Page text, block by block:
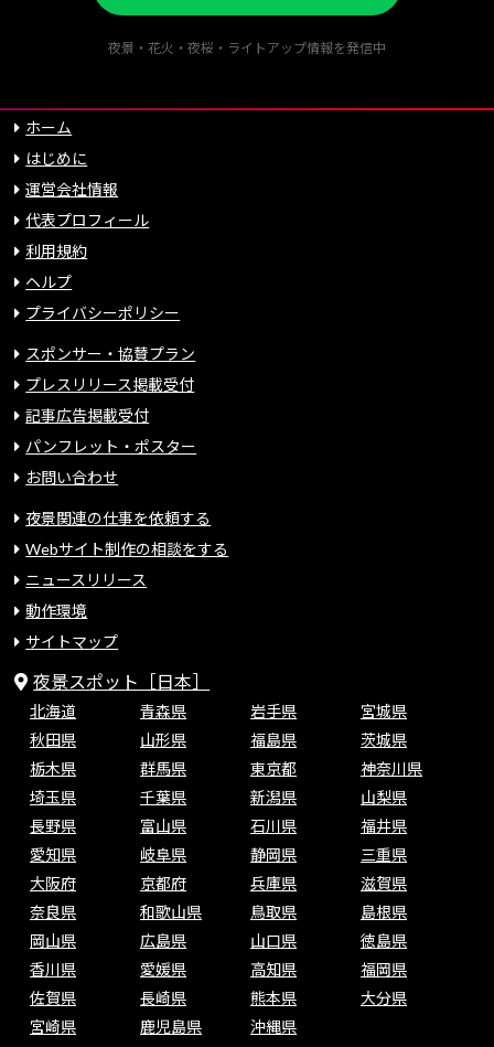
夜景・花火・夜桜・ライトアップ情報を発信中
ホーム
はじめに
運営会社情報
代表プロフィール
利用規約
ヘルプ
プライバシーポリシー
スポンサー・協賛プラン
プレスリリース掲載受付
記事広告掲載受付
パンフレット・ポスター
お問い合わせ
夜景関連の仕事を依頼する
Webサイト制作の相談をする
ニュースリリース
動作環境
サイトマップ
夜景スポット［日本］
北海道 青森県 岩手県
宮城県
秋田県
山形県 福島県
茨城県
栃木県
群馬県 東京都
神奈川県
埼玉県
千葉県 新潟県
山梨県
長野県
富山県 石川県
福井県
愛知県
岐阜県 静岡県
三重県
大阪府
京都府 兵庫県
滋賀県
奈良県
和歌山県 鳥取県
島根県
岡山県
広島県 山口県
徳島県
香川県
愛媛県 高知県
福岡県
佐賀県
長崎県 熊本県
大分県
宮崎県
鹿児島県 沖縄県